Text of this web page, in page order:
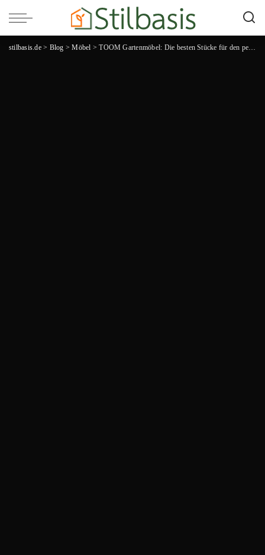
stilbasis.de> Blog >Möbel >TOOM Gartenmöbel: Die besten Stücke für den perfekten Outdoor-Lifestyle